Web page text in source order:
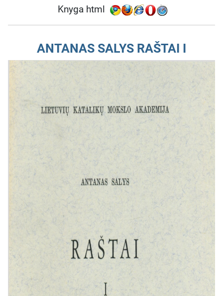
Knyga html
ANTANAS SALYS RAŠTAI I